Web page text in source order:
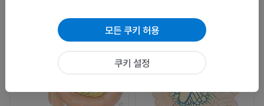
모든 쿠키 허용
쿠키 설정